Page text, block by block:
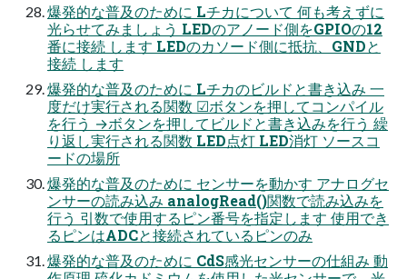
爆発的な普及のために Lチカについて 何も考えずに
光らせてみましょう LEDのアノード側をGPIOの12
番に接続 します LEDのカソード側に抵抗、GNDと
接続 します
爆発的な普及のために Lチカのビルドと書き込み 一
度だけ実行される関数 ☑ボタンを押してコンパイル
を行う →ボタンを押してビルドと書き込みを行う 繰
り返し実行される関数 LED点灯 LED消灯 ソースコ
ードの場所
爆発的な普及のために センサーを動かす アナログセ
ンサーの読み込み analogRead()関数で読み込みを
行う 引数で使用するピン番号を指定します 使用でき
るピンはADCと接続されているピンのみ
爆発的な普及のために CdS感光センサーの仕組み 動